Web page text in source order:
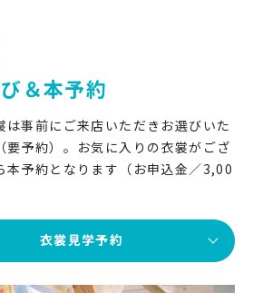
＆本予約
は事前にご来店いただきお選びいた
要予約）。お気に入りの衣裳がござ
本予約となります（お申込金／3,00
衣裳見学予約